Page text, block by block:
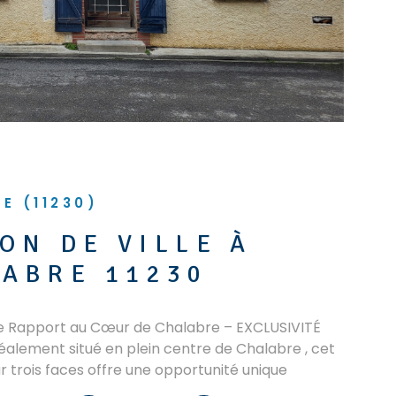
(11230)
DE VILLE À
11230
au Cœur de Chalabre – EXCLUSIVITÉ
situé en plein centre de Chalabre , cet
trois faces offre une opportunité unique
Rez-de-chaussée : Actuellement occupé